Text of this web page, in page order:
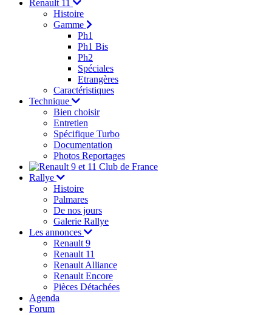
Renault 11
Histoire
Gamme
Ph1
Ph1 Bis
Ph2
Spéciales
Etrangères
Caractéristiques
Technique
Bien choisir
Entretien
Spécifique Turbo
Documentation
Photos Reportages
Rallye
Histoire
Palmares
De nos jours
Galerie Rallye
Les annonces
Renault 9
Renault 11
Renault Alliance
Renault Encore
Pièces Détachées
Agenda
Forum